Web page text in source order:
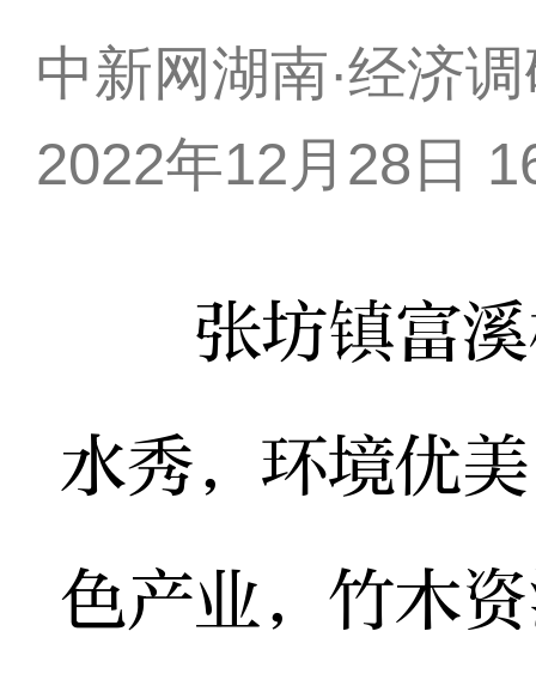
中新网湖南·经济
2022年12月28日
张坊镇富溪
水秀，环境优
色产业，竹木